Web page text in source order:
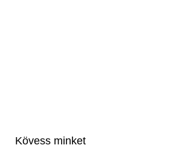
Kövess minket